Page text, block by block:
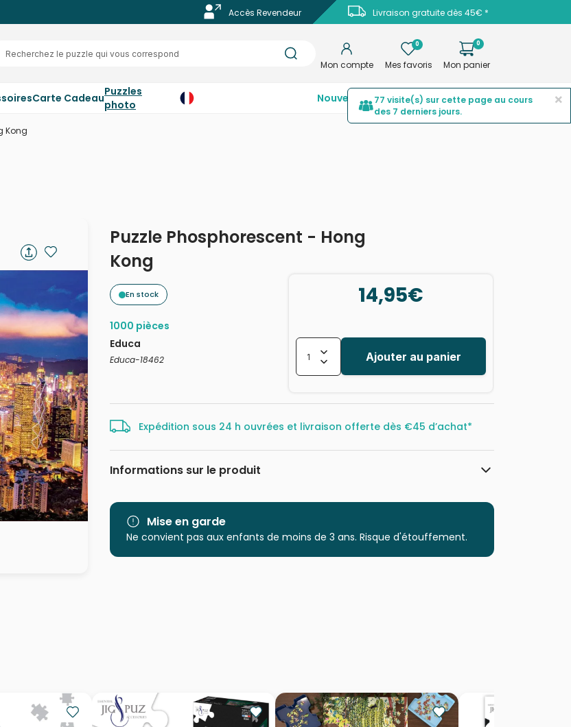
Livraison gratuite dès 45€ *
Accès Revendeur
Mon compte
0
Mes favoris
0
Mon panier
Carte CadeauPuzzles
photo
NouveautésTop ventesPromotions
Kong
Puzzle Phosphorescent - Hong
Kong
En stock
1000 pièces
Educa
Educa-18462
14,95€
Ajouter au panier
Expédition sous 24 h ouvrées et livraison offerte dès €45 d’achat*
Informations sur le produit
Catégorie
Puzzles - Villes et Villages
Age
Puzzle pour Adultes (500 à 48.000
Mise en garde
Ne convient pas aux enfants de moins de 3 ans. Risque d'étouffement.
×
77 visite(s) sur cette page au cours
des 7 derniers jours.